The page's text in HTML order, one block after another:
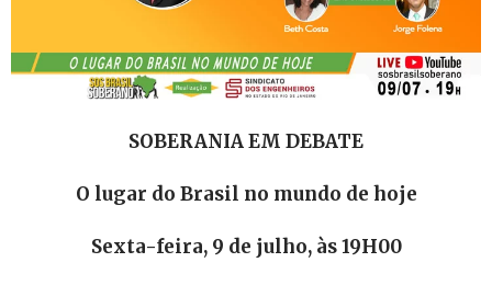
SOBERANIA EM DEBATE
O lugar do Brasil no mundo de hoje
Sexta-feira, 9 de julho, às 19H00